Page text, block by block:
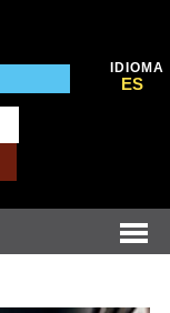
IDIOMA
ES